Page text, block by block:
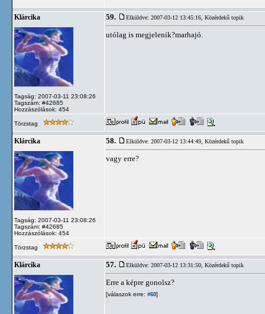
Klárcika
Tagság: 2007-03-11 23:08:26
Tagszám: #42685
Hozzászólások: 454
59. Elküldve: 2007-03-12 13:45:16, Közérdekű topik
utólag is megjelenik?marhajó.
Törzstag
Klárcika
Tagság: 2007-03-11 23:08:26
Tagszám: #42685
Hozzászólások: 454
58. Elküldve: 2007-03-12 13:44:49, Közérdekű topik
vagy erre?
Törzstag
Klárcika 57. Elküldve: 2007-03-12 13:31:50, Közérdekű topik
Erre a képre gonolsz?
[válaszok erre: #60]